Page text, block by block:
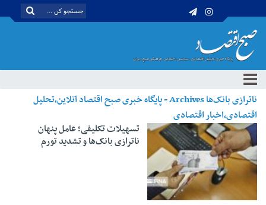
ناترازی بانک‌ها Archives - پایگاه خبری صبح اقتصاد آنلاین،تحلیل
اقتصادی،اخبار اقتصادی
تسهیلات تکلیفی؛ عامل پنهان
ناترازی بانک‌ها و تشدید تورم